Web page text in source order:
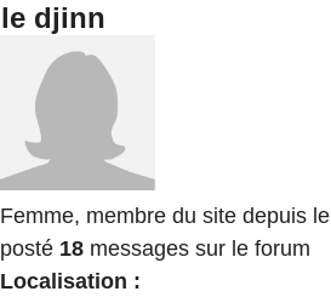
le djinn
Femme, membre du site depuis le
posté 18 messages sur le forum
Localisation :